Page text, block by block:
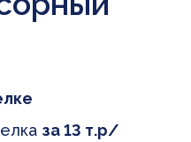
за 13 т.р/